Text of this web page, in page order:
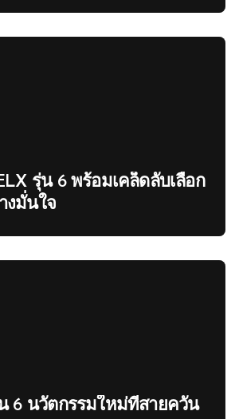
รุ่น 6 พร้อมเคล็ดลับเลือก
งมั่นใจ
6 นวัตกรรมใหม่ที่สายควัน